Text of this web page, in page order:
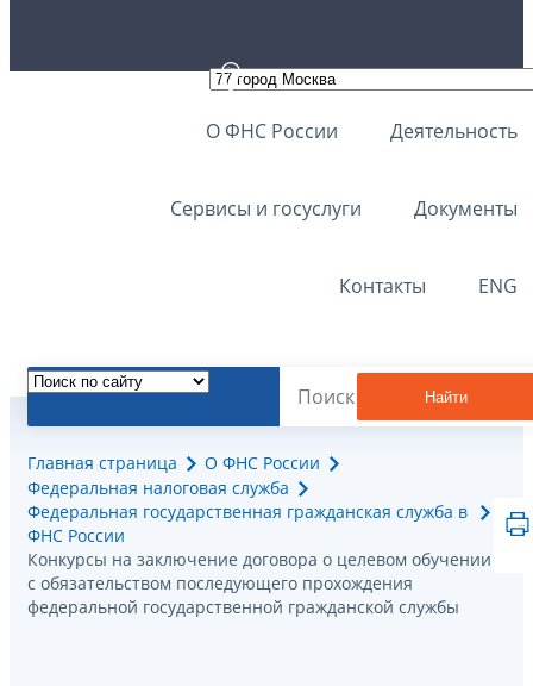
О ФНС России Деятельность
Сервисы и госуслуги Документы
Контакты ENG
Найти
Главная страница
О ФНС России
Федеральная налоговая служба
Федеральная государственная гражданская служба в
ФНС России
Конкурсы на заключение договора о целевом обучении
с обязательством последующего прохождения
федеральной государственной гражданской службы